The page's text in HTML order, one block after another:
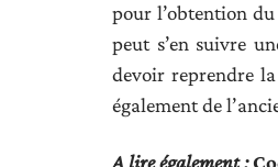
pour l’obtention
peut s’en suivre
devoir reprendre
également de
A lire également :